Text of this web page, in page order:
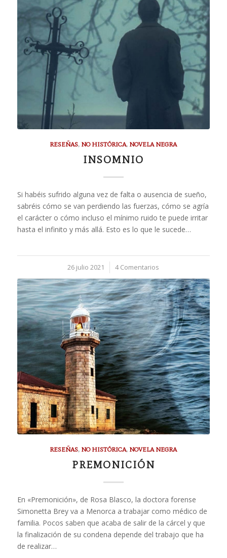
RESEÑAS, NO HISTÓRICA, NOVELA NEGRA
INSOMNIO
Si habéis sufrido alguna vez de falta o ausencia de sueño,
sabréis cómo se van perdiendo las fuerzas, cómo se agría
el carácter o cómo incluso el mínimo ruido te puede irritar
hasta el infinito y más allá. Esto es lo que le sucede…
26 julio 2021
/ 4 Comentarios
RESEÑAS, NO HISTÓRICA, NOVELA NEGRA
PREMONICIÓN
En «Premonición», de Rosa Blasco, la doctora forense
Simonetta Brey va a Menorca a trabajar como médico de
familia. Pocos saben que acaba de salir de la cárcel y que
la finalización de su condena depende del trabajo que ha
de realizar…